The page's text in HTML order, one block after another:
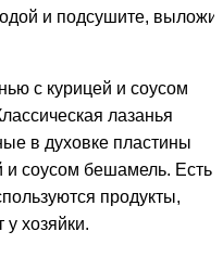
и подсушите,
с курицей и соусом
лазанья
в духовке пластины
и соусом бешамель. Есть
продукты,
хозяйки.